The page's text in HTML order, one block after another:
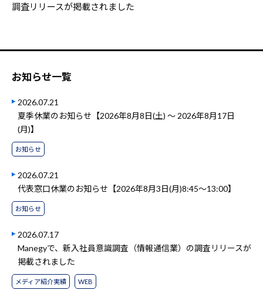
調査リリースが掲載されました
お知らせ一覧
2026.07.21
夏季休業のお知らせ【2026年8月8日(土) ～ 2026年8月17日
(月)】
お知らせ
2026.07.21
代表窓口休業のお知らせ【2026年8月3日(月)8:45～13:00】
お知らせ
2026.07.17
Manegyで、新入社員意識調査（情報通信業）の調査リリースが
掲載されました
メディア紹介実績 WEB